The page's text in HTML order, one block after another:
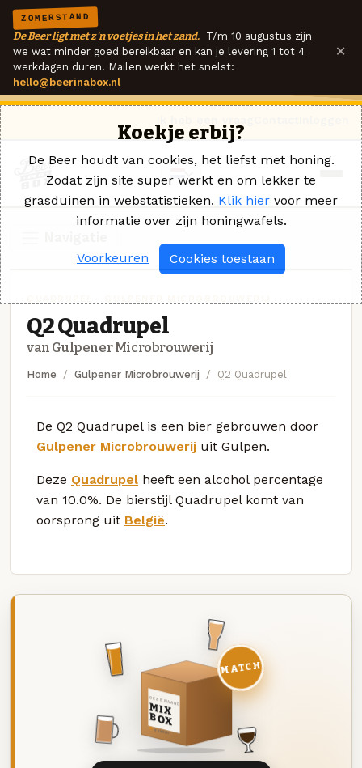
ZOMERSTAND
De Beer ligt met z'n voetjes in het zand. T/m 10 augustus zijn
we wat minder goed bereikbaar en kan je levering 1 tot 4
werkdagen duren. Mailen werkt het snelst:
hello@beerinabox.nl
×
Q2 Quadrupel
van Gulpener Microbrouwerij
Home Gulpener Microbrouwerij Q2 Quadrupel
De Q2 Quadrupel is een bier gebrouwen door
Gulpener Microbrouwerij uit Gulpen.
Deze Quadrupel heeft een alcohol percentage
van 10.0%. De bierstijl Quadrupel komt van
oorsprong uit België.
DEZE MAAND
MIX
BOX
8 BIEREN
MATCH
Koekje erbij?
De Beer houdt van cookies, het liefst met honing.
Zodat zijn site super werkt en om lekker te
grasduinen in webstatistieken. Klik hier voor meer
informatie over zijn honingwafels.
Voorkeuren Cookies toestaan